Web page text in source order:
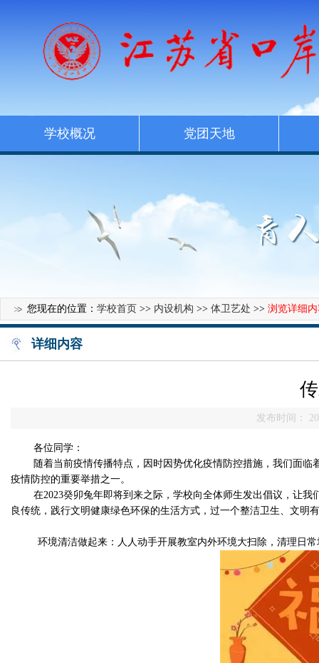
学校概况 党团天地
您现在的位置： 学校首页 >> 内设机构 >> 体卫艺处 >> 浏览详细
详细内容
发布时间：
各位同学：
随着当前疫情传播特点，因时因势优化疫情防控措施，我们面
疫情防控的重要举措之一。
在2023癸卯兔年即将到来之际， 学校向全体师生发出倡议，让我
良传统，践行文明健康绿色环保的生活方式，过一个整洁卫生、文明
环境清洁做起来： 人人动手开展教室内外环境大扫除，清理日